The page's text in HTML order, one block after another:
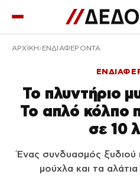
ΑΡΧΙΚΉ ΕΝΔΙΑΦΕΡΟΝΤΑ
Το πλυντήριο
Το απλό κόλπο
σε 10
Ένας συνδυασμός ξυδιού
μούχλα και τα